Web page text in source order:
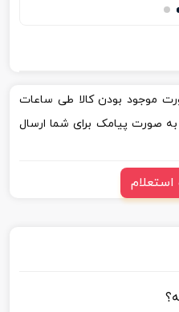
موجود بودن کالا طی ساعات
صورت پیامک برای شما ارسال